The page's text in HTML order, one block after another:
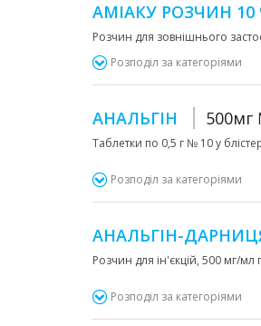
АМІАКУ РОЗЧИН 10
Розчин для зовнішнього
Розподіл за категоріями
АНАЛЬГІН
Таблетки по 0,5 г № 10 у
Розподіл за категоріями
АНАЛЬГІН-
Розчин для ін'єкцій, 500 мг/
Розподіл за категоріями